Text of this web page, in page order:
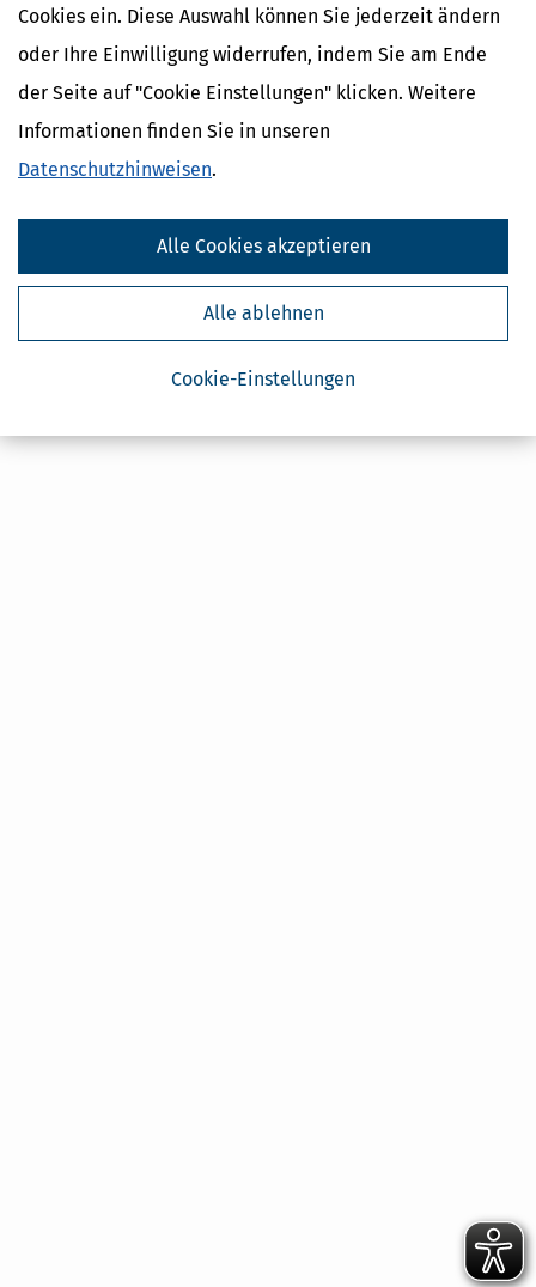
Cookies ein. Diese Auswahl können Sie jederzeit ändern
oder Ihre Einwilligung widerrufen, indem Sie am Ende
der Seite auf "Cookie Einstellungen" klicken. Weitere
Informationen finden Sie in unseren
Datenschutzhinweisen.
Cookie-Einstellungen
Alle ablehnen
Alle Cookies akzeptieren
Lohnsteuer-Ermäßigung 2024, Mac-Version
Systemvoraussetzungen
alle Preise inkl. gesetzl. MWSt ggf. zzgl. Versandkosten